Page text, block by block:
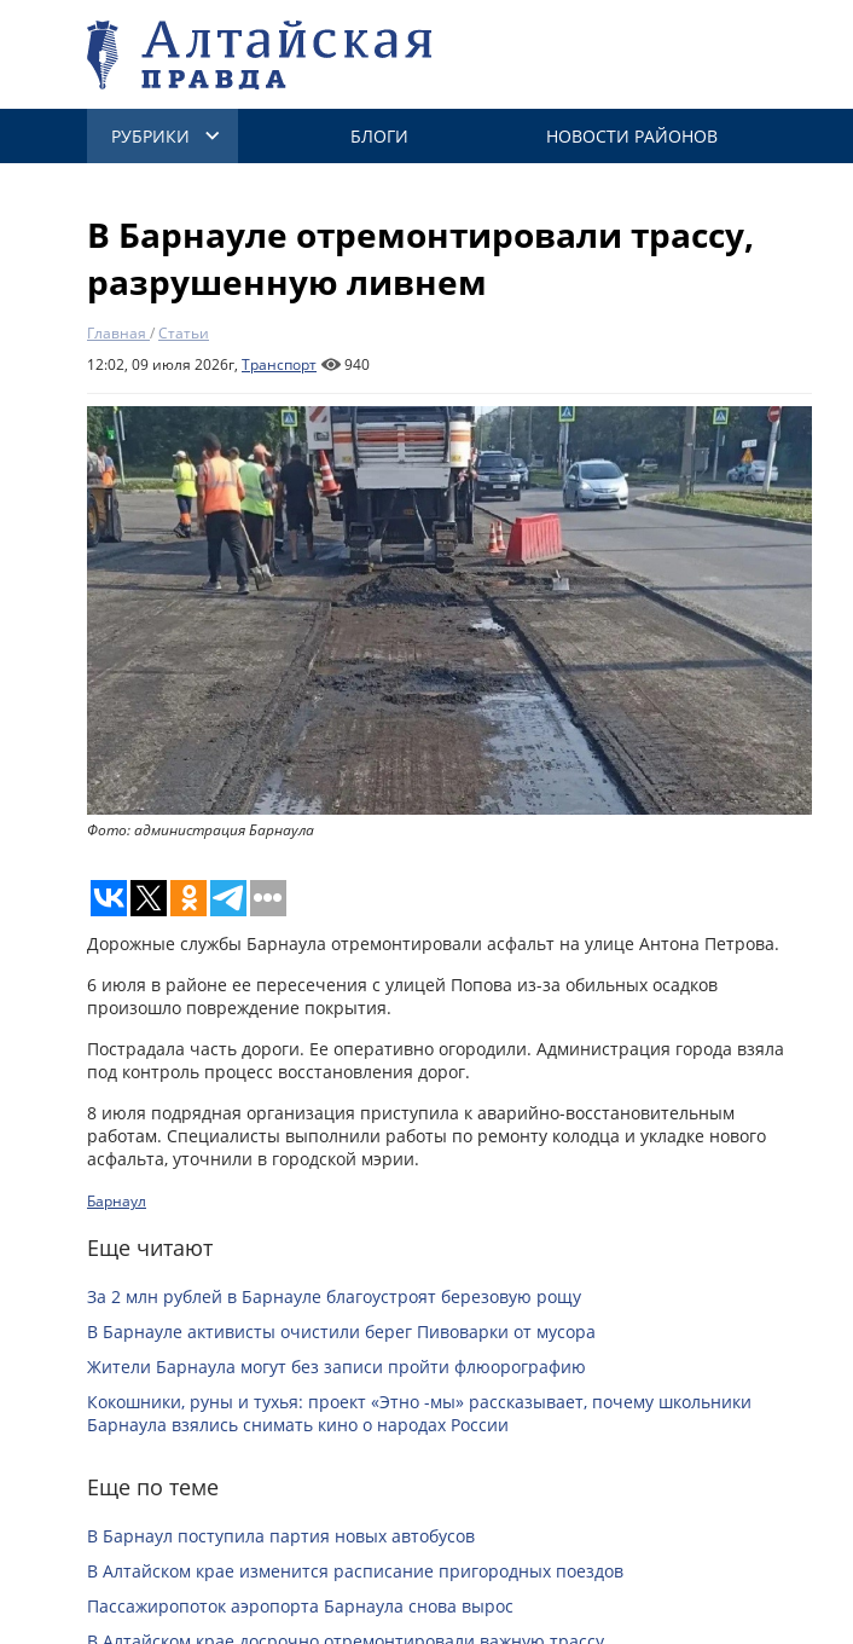
РУБРИКИ БЛОГИ НОВОСТИ РАЙОНОВ
В Барнауле отремонтировали трассу,
разрушенную ливнем
Главная /Статьи
12:02, 09 июля 2026г, Транспорт 940
Фото: администрация Барнаула
Дорожные службы Барнаула отремонтировали асфальт на улице Антона Петрова.
6 июля в районе ее пересечения с улицей Попова из-за обильных осадков
произошло повреждение покрытия.
Пострадала часть дороги. Ее оперативно огородили. Администрация города взяла
под контроль процесс восстановления дорог.
8 июля подрядная организация приступила к аварийно-восстановительным
работам. Специалисты выполнили работы по ремонту колодца и укладке нового
асфальта, уточнили в городской мэрии.
Барнаул
Еще читают
За 2 млн рублей в Барнауле благоустроят березовую рощу
В Барнауле активисты очистили берег Пивоварки от мусора
Жители Барнаула могут без записи пройти флюорографию
Кокошники, руны и тухья: проект «Этно -мы» рассказывает, почему школьники
Барнаула взялись снимать кино о народах России
Еще по теме
В Барнаул поступила партия новых автобусов
В Алтайском крае изменится расписание пригородных поездов
Пассажиропоток аэропорта Барнаула снова вырос